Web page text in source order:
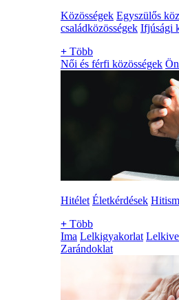
Közösségek Egyszülős
családközösségek Ifjúsági
+ Több
Női és férfi közösségek
Hitélet Életkérdések
+ Több
Ima Lelkigyakorlat
Zarándoklat